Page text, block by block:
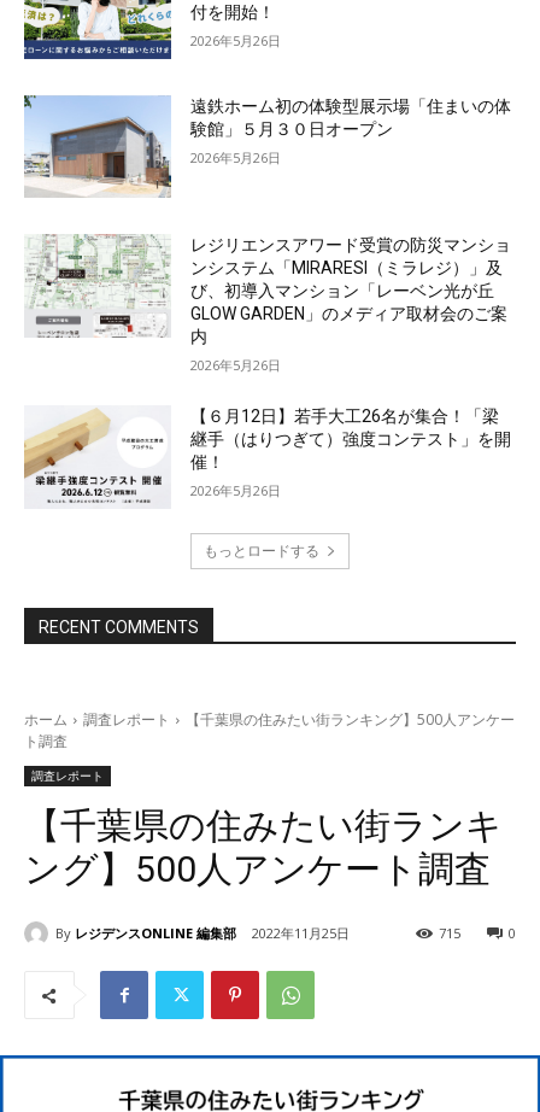
付を開始！
2026年5月26日
遠鉄ホーム初の体験型展示場「住まいの体
験館」５月３０日オープン
2026年5月26日
レジリエンスアワード受賞の防災マンショ
ンシステム「MIRARESI（ミラレジ）」及
び、初導入マンション「レーベン光が丘
GLOW GARDEN」のメディア取材会のご案
内
2026年5月26日
【６月12日】若手大工26名が集合！「梁
継手（はりつぎて）強度コンテスト」を開
催！
2026年5月26日
もっとロードする
RECENT COMMENTS